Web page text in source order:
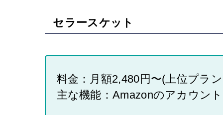
セラースケット
料金：月額2,480円〜(上位プラ
主な機能：Amazonのアカウン